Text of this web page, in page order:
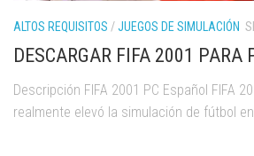
ALTOS REQUISITOS /JUEGOS DE SIMULACIÓN
DESCARGAR FIFA 2001 PARA
Descripción FIFA 2001 PC Español FIFA
realmente elevó la simulación de fútbol